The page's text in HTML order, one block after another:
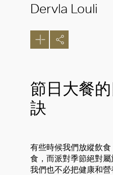
Dervla Louli
節日大餐
訣
有些時候我們放縱飲
食，而派對季節絕對
我們也不必把健康和